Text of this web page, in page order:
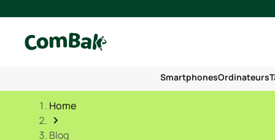
SmartphonesOrdinateurs
Home
Blog